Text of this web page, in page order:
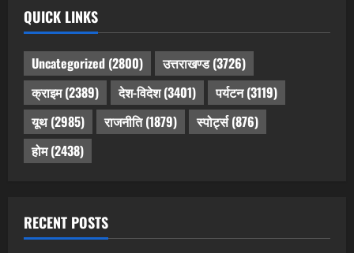
QUICK LINKS
Uncategorized (2800) उत्तराखण्ड(3726)
क्राइम(2389) देश-विदेश(3401) पर्यटन(3119)
यूथ(2985) राजनीति(1879) स्पोर्ट्स(876)
होम(2438)
RECENT POSTS